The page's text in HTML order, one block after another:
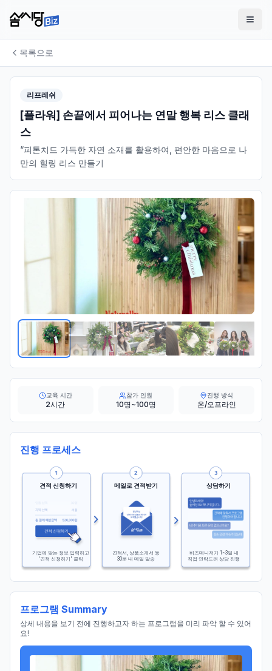
목록으로
리프레쉬
[플라워] 손끝에서 피어나는 연말 행복 리스 클래
스
“피톤치드 가득한 자연 소재를 활용하여, 편안한 마음으로 나
만의 힐링 리스 만들기
교육 시간
2시간
참가 인원
10명~100명
진행 방식
온/오프라인
진행 프로세스
견적 신청하기
기업에 맞는 정보 입력하고
'견적 신청하기' 클릭
메일로 견적받기
견적서, 상품소개서 등
30분 내 메일 발송
상담하기
비즈매니저가 1~3일 내
직접 연락드려 상담 진행
프로그램 Summary
상세 내용을 보기 전에 진행하고자 하는 프로그램을 미리 파악 할 수 있어
요!